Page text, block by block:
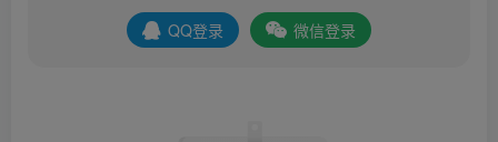
QQ登录 微信登录